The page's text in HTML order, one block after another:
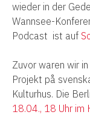
wieder in der
Wannsee-
Podcast ist auf
Zuvor waren wir in
Projekt på
Kulturhus. Die
18.04., 18 Uhr im